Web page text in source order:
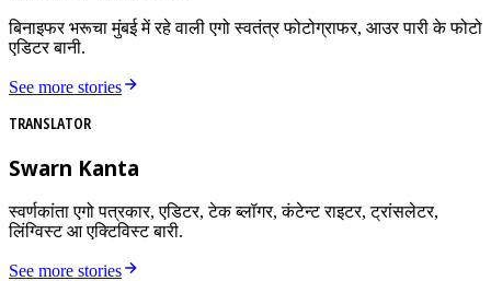
बिनाइफर भरूचा मुंबई में रहे वाली एगो स्वतंत्र फोटोग्राफर, आउर पारी के फोटो
एडिटर बानी.
See more stories
TRANSLATOR
Swarn Kanta
स्वर्णकांता एगो पत्रकार, एडिटर, टेक ब्लॉगर, कंटेन्ट राइटर, ट्रांसलेटर,
लिंग्विस्ट आ एक्टिविस्ट बारी.
See more stories